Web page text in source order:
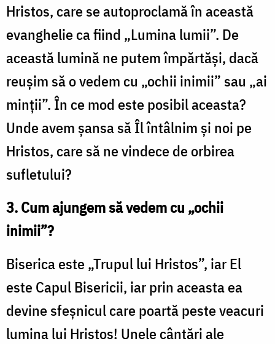
Hristos, care se autoproclamă în această
evanghelie ca fiind „Lumina lumii”. De
această lumină ne putem împărtăși, dacă
reușim să o vedem cu „ochii inimii” sau „ai
minții”. În ce mod este posibil aceasta?
Unde avem șansa să Îl întâlnim și noi pe
Hristos, care să ne vindece de orbirea
sufletului?
3. Cum ajungem să vedem cu „ochii
inimii”?
Biserica este „Trupul lui Hristos”, iar El
este Capul Bisericii, iar prin aceasta ea
devine sfeșnicul care poartă peste veacuri
lumina lui Hristos! Unele cântări ale